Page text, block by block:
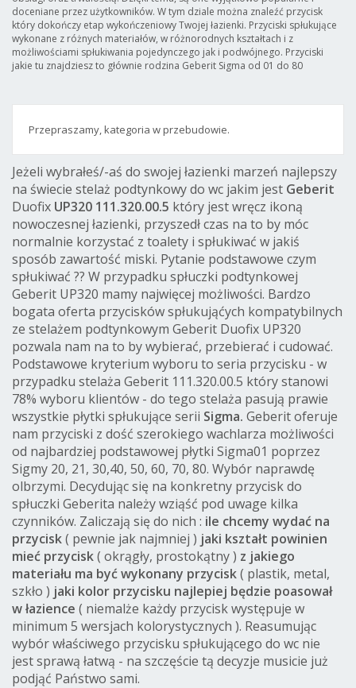
doceniane przez użytkowników. W tym dziale można znaleźć przycisk
który dokończy etap wykończeniowy Twojej łazienki. Przyciski spłukujące
wykonane z różnych materiałów, w różnorodnych kształtach i z
możliwościami spłukiwania pojedynczego jak i podwójnego. Przyciski
jakie tu znajdziesz to głównie rodzina Geberit Sigma od 01 do 80
Przepraszamy, kategoria w przebudowie.
Jeżeli wybrałeś/-aś do swojej łazienki marzeń najlepszy
na świecie stelaż podtynkowy do wc jakim jest Geberit
Duofix UP320 111.320.00.5 który jest wręcz ikoną
nowoczesnej łazienki, przyszedł czas na to by móc
normalnie korzystać z toalety i spłukiwać w jakiś
sposób zawartość miski. Pytanie podstawowe czym
spłukiwać ?? W przypadku spłuczki podtynkowej
Geberit UP320 mamy najwięcej możliwości. Bardzo
bogata oferta przycisków spłukująćych kompatybilnych
ze stelażem podtynkowym Geberit Duofix UP320
pozwala nam na to by wybierać, przebierać i cudować.
Podstawowe kryterium wyboru to seria przycisku - w
przypadku stelaża Geberit 111.320.00.5 który stanowi
78% wyboru klientów - do tego stelaża pasują prawie
wszystkie płytki spłukujące serii Sigma. Geberit oferuje
nam przyciski z dość szerokiego wachlarza możliwości
od najbardziej podstawowej płytki Sigma01 poprzez
Sigmy 20, 21, 30,40, 50, 60, 70, 80. Wybór naprawdę
olbrzymi. Decydując się na konkretny przycisk do
spłuczki Geberita należy wziąść pod uwage kilka
czynników. Zaliczają się do nich : ile chcemy wydać na
przycisk( pewnie jak najmniej ) jaki kształt powinien
mieć przycisk( okrągły, prostokątny ) z jakiego
materiału ma być wykonany przycisk( plastik, metal,
szkło ) jaki kolor przycisku najlepiej będzie poasował
w łazience ( niemalże każdy przycisk występuje w
minimum 5 wersjach kolorystycznych ). Reasumując
wybór właściwego przycisku spłukującego do wc nie
jest sprawą łatwą - na szczęście tą decyzje musicie już
podjąć Państwo sami.